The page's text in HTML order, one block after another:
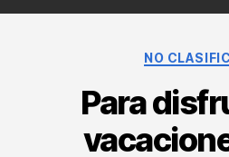
NO
Para